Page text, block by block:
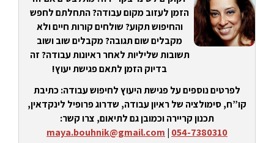
הזמן לעזוב מקום עבודה? התחלתם לחפש
והחיפוש תקוע? שולחים קורות חיים ולא
מקבלים שום תגובה? מקבלים שוב ושוב
תשובות שליליות לאחר ראיונות עבודה? זה
בדיוק הזמן לתאם פגישת יעוץ!
לפרטים נוספים על פגישת היעוץ לחיפוש עבודה: כתיבת
קו”ח, סימולציה של ראיון עבודה, שדרוג פרופיל לינקדאין,
תכנון קריירה וכמובן גם לתיאום, צרו קשר:
054-7380310
|
maya.bouhnik@gmail.com